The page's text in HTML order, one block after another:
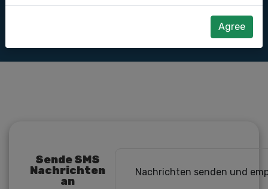
Sende SMS
Nachrichten
an
Nachrichten senden und
Agree